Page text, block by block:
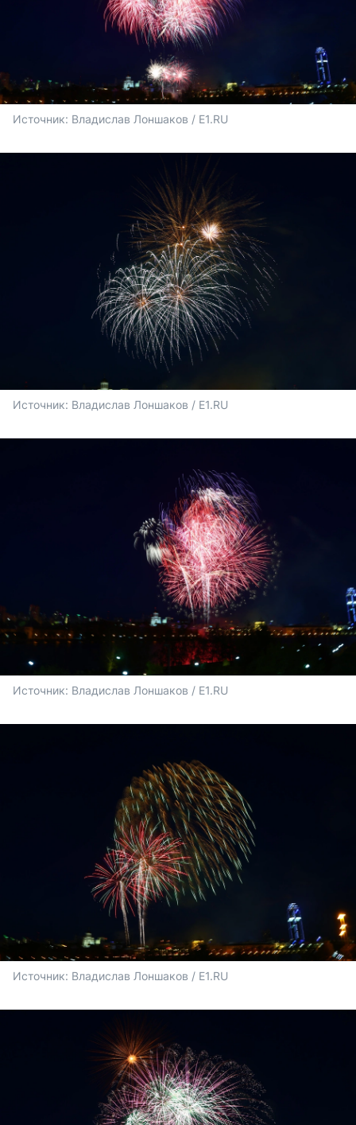
Источник: Владислав Лоншаков / E1.RU
Источник: Владислав Лоншаков / E1.RU
Источник: Владислав Лоншаков / E1.RU
Источник: Владислав Лоншаков / E1.RU